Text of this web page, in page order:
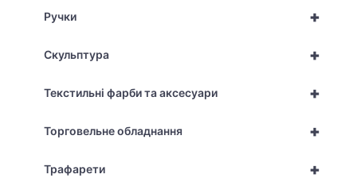
+
Ручки
+
Скульптура
+
Текстильні фарби та аксесуари
+
Торговельне обладнання
+
Трафарети